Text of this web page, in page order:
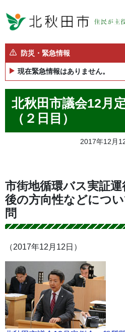
防災・緊急情報
現在緊急情報はありません。
北秋田市議会12月
（２日目）
2017年12月
市街地循環バス実証
後の方向性などにつ
問
（2017年12月12日）